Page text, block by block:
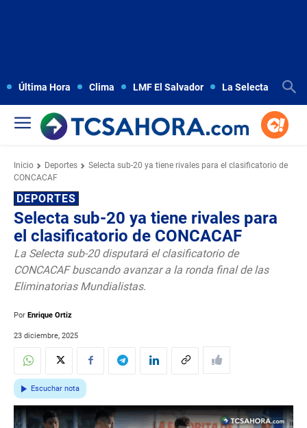
Última Hora Clima LMF El Salvador La Selecta
Inicio Deportes
Selecta sub-20 ya tiene rivales para el clasificatorio de
CONCACAF
DEPORTES
Selecta sub-20 ya tiene rivales para
el clasificatorio de CONCACAF
La Selecta sub-20 disputará el clasificatorio de
CONCACAF buscando avanzar a la ronda final de las
Eliminatorias Mundialistas.
Por Enrique Ortiz
23 diciembre, 2025
Escuchar nota